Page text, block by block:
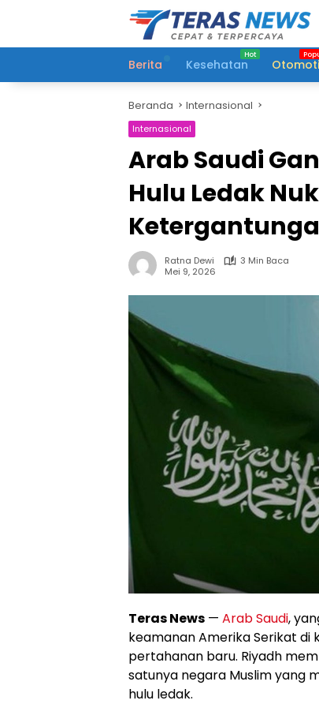
Berita Kesehatan
Beranda Internasional
Internasional
Arab Saudi
Hulu Ledak
Ratna Dewi
3 Min Baca
Mei 9, 2026
Teras News — Arab Saudi,
keamanan Amerika Serikat di
pertahanan baru. Riyadh
satunya negara Muslim yang
hulu ledak.